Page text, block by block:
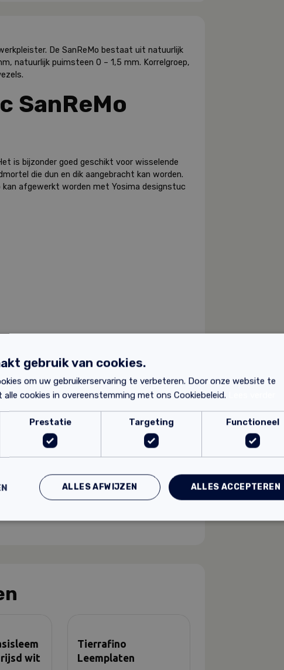
De SanReMo bestaat uit natuurlijk
natuurlijk puimsteen 0 – 1,5 mm. Korrelgroep,
SanReMo
is bijzonder goed geschikt voor wisselende
die dun en dik aangebracht kan worden.
kan afgewerkt worden met Yosima designstuc
vind je de productbladen:
wit
Tierrafino
Leemplaten
gebruik van cookies.
om uw gebruikerservaring te verbeteren. Door onze website te
cookies in overeenstemming met ons Cookiebeleid.
Prestatie Targeting Functioneel
ALLES ACCEPTEREN
ALLES AFWIJZEN